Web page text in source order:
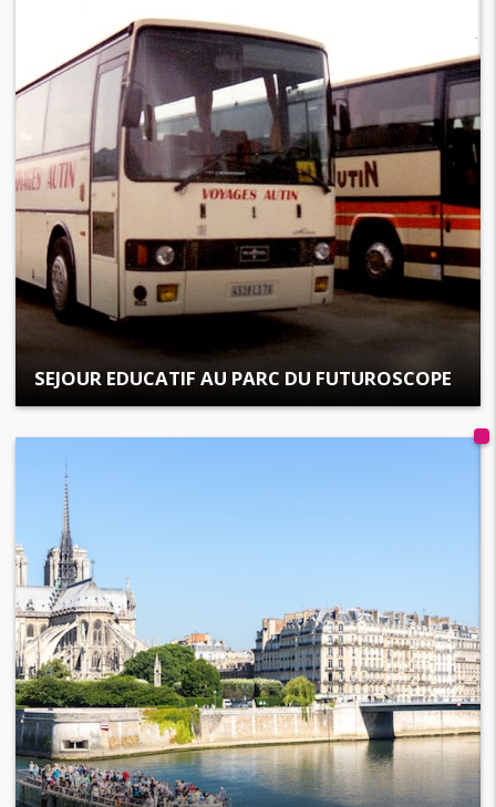
SEJOUR EDUCATIF AU PARC DU FUTUROSCOPE